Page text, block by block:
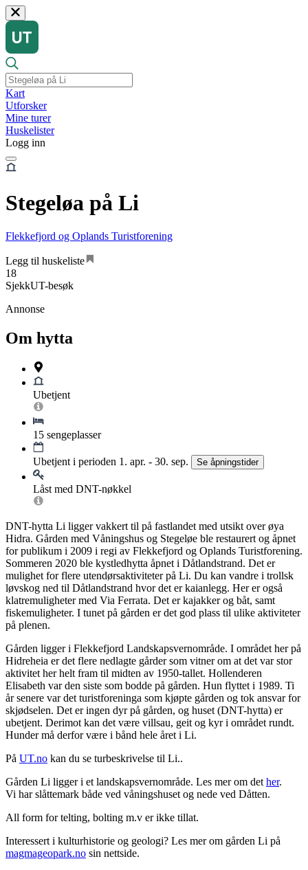
Kart
Utforsker
Mine turer
Huskelister
Logg inn
Stegeløa på Li
Flekkefjord og Oplands Turistforening
Legg til huskeliste
18
SjekkUT-besøk
Annonse
Om hytta
Ubetjent
15 sengeplasser
Ubetjent i perioden 1. apr. - 30. sep. Se åpningstider
Låst med DNT-nøkkel
DNT-hytta Li ligger vakkert til på fastlandet med utsikt over øya
Hidra. Gården med Våningshus og Stegeløe ble restaurert og åpnet
for publikum i 2009 i regi av Flekkefjord og Oplands Turistforening.
Sommeren 2020 ble kystledhytta åpnet i Dåtlandstrand. Det er
mulighet for flere utendørsaktiviteter på Li. Du kan vandre i trollsk
løvskog ned til Dåtlandstrand hvor det er kaianlegg. Her er også
klatremuligheter med Via Ferrata. Det er kajakker og båt, samt
fiskemuligheter. I tunet på gården er det god plass til ulike aktiviteter
på plenen.
Gården ligger i Flekkefjord Landskapsvernområde. I området her på
Hidreheia er det flere nedlagte gårder som vitner om at det var stor
aktivitet her helt fram til midten av 1950-tallet. Hollenderen
Elisabeth var den siste som bodde på gården. Hun flyttet i 1989. Ti
år senere var det turistforeninga som kjøpte gården og tok ansvar for
skjødselen. Det er ingen dyr på gården, og huset (DNT-hytta) er
ubetjent. Derimot kan det være villsau, geit og kyr i området rundt.
Hunder må derfor være i bånd hele året i Li.
På UT.no kan du se turbeskrivelse til Li..
Gården Li ligger i et landskapsvernområde. Les mer om det her.
Vi har slåttemark både ved våningshuset og nede ved Dåtten.
All form for telting, bolting m.v er ikke tillat.
Interessert i kulturhistorie og geologi? Les mer om gården Li på
magmageopark.no sin nettside.